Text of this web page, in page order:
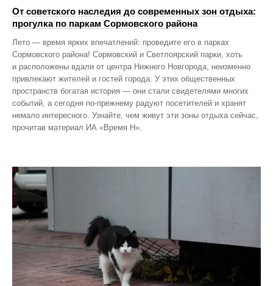
От советского наследия до современных зон отдыха:
прогулка по паркам Сормовского района
Лето — время ярких впечатлений: проведите его в парках
Сормовского района! Сормовский и Светлоярский парки, хоть
и расположены вдали от центра Нижнего Новгорода, неизменно
привлекают жителей и гостей города. У этих общественных
пространств богатая история — они стали свидетелями многих
событий, а сегодня по‑прежнему радуют посетителей и хранят
немало интересного. Узнайте, чем живут эти зоны отдыха сейчас,
прочитав материал ИА «Время Н».